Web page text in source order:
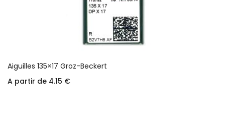
Aiguilles 135×17 Groz-Beckert
A partir de 4.15 €